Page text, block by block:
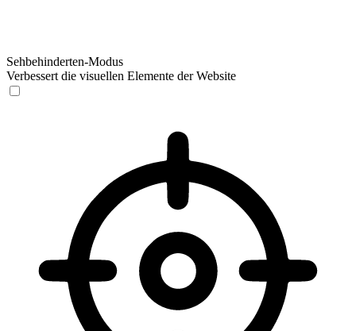
Sehbehinderten-Modus
Verbessert die visuellen Elemente der Website